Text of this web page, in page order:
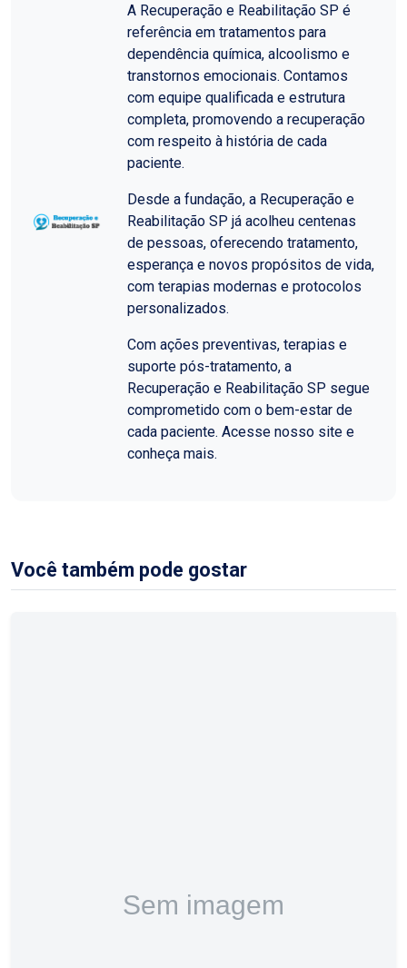
A Recuperação e Reabilitação SP é
referência em tratamentos para
dependência química, alcoolismo e
transtornos emocionais. Contamos
com equipe qualificada e estrutura
completa, promovendo a recuperação
com respeito à história de cada
paciente.
Desde a fundação, a Recuperação e
Reabilitação SP já acolheu centenas
de pessoas, oferecendo tratamento,
esperança e novos propósitos de vida,
com terapias modernas e protocolos
personalizados.
Com ações preventivas, terapias e
suporte pós-tratamento, a
Recuperação e Reabilitação SP segue
comprometido com o bem-estar de
cada paciente. Acesse nosso site e
conheça mais.
Você também pode gostar